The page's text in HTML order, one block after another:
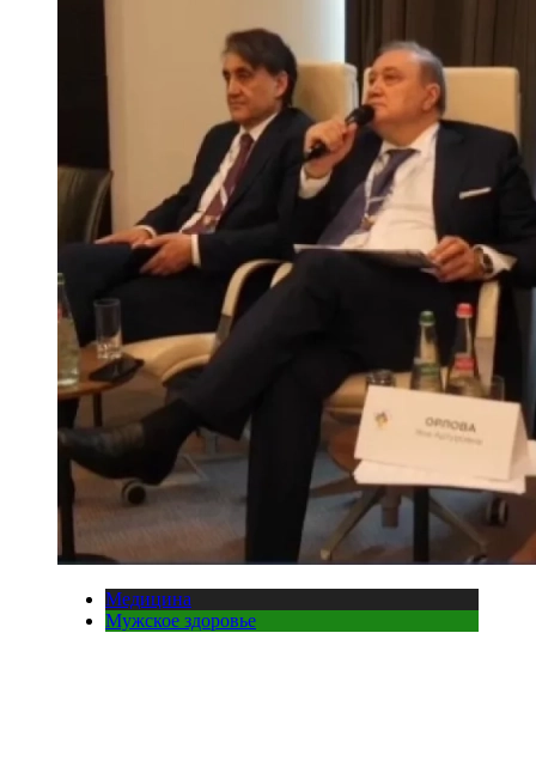
Медицина
Мужское здоровье